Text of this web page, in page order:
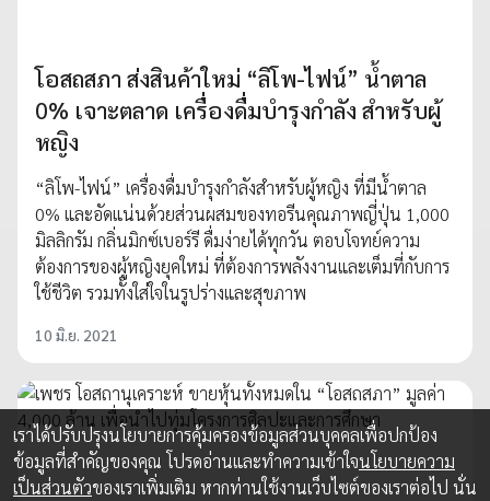
โอสถสภา ส่งสินค้าใหม่ “ลิโพ-ไฟน์” น้ำตาล
0% เจาะตลาด เครื่องดื่มบำรุงกำลัง สำหรับผู้
หญิง
“ลิโพ-ไฟน์” เครื่องดื่มบำรุงกำลังสำหรับผู้หญิง ที่มีน้ำตาล
0% และอัดแน่นด้วยส่วนผสมของทอรีนคุณภาพญี่ปุ่น 1,000
มิลลิกรัม กลิ่นมิกซ์เบอร์รี ดื่มง่ายได้ทุกวัน ตอบโจทย์ความ
ต้องการของผู้หญิงยุคใหม่ ที่ต้องการพลังงานและเต็มที่กับการ
ใช้ชีวิต รวมทั้งใส่ใจในรูปร่างและสุขภาพ
10 มิ.ย. 2021
เราได้ปรับปรุงนโยบายการคุ้มครองข้อมูลส่วนบุคคลเพื่อปกป้อง
ข้อมูลที่สำคัญของคุณ โปรดอ่านและทำความเข้าใจนโยบายความ
เป็นส่วนตัวของเราเพิ่มเติม หากท่านใช้งานเว็บไซต์ของเราต่อไป นั่น